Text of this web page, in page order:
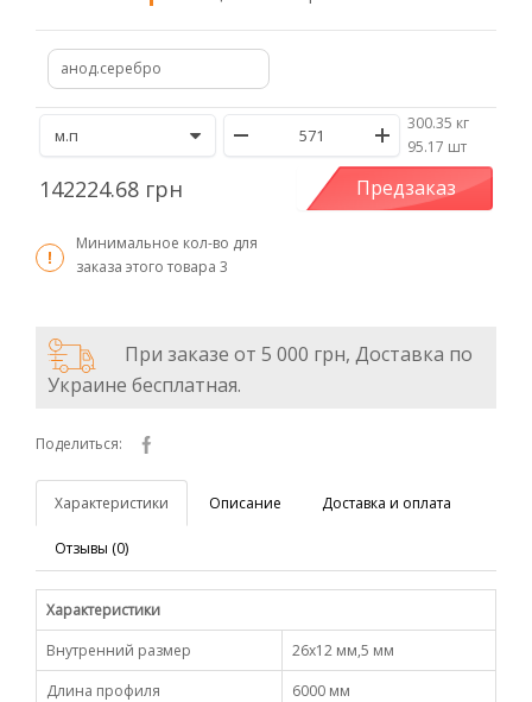
анод.серебро
300.35 кг
/95.17 шт
142224.68 грн Предзаказ
Минимальное кол-во для
заказа этого товара 3
При заказе от 5 000 грн, Доставка по
Украине бесплатная.
Поделиться:
Характеристики Описание Доставка и оплата
Отзывы (0)
Характеристики
Внутренний размер
26х12 мм,5 мм
Длина профиля
6000 мм